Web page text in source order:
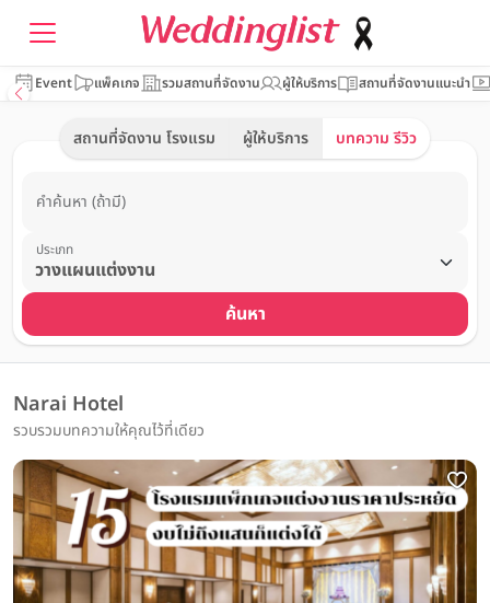
Event แพ็คเกจ รวมสถานที่จัดงาน ผู้ให้บริการ สถานที่จัดงานแนะนำ
สถานที่จัดงาน โรงแรม ผู้ให้บริการ บทความ รีวิว
คำค้นหา (ถ้ามี)
ประเภท
ค้นหา
Narai Hotel
รวบรวมบทความให้คุณไว้ที่เดียว